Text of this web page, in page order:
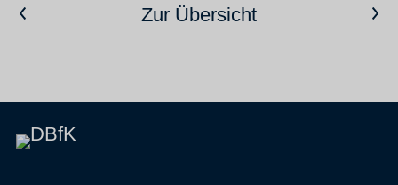
Vorheriger ArtikelZur ÜbersichtNächster Artikel